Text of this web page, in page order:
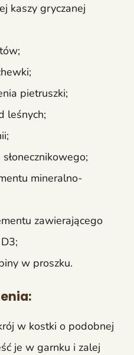
kaszy gryczanej
pietruszki;
leśnych;
mineralno-
zawierającego
w proszku.
w kostki o podobnej
je w garnku i zalej